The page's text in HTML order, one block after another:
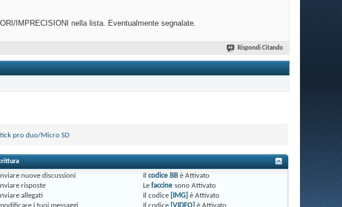
IMPRECISIONI nella lista. Eventualmente segnalate.
Rispondi Citando
pro duo/Micro SD
nuove discussioni
risposte
allegati
codice BBè Attivato
Le faccinesono Attivato
Il codice
[IMG] è Attivato